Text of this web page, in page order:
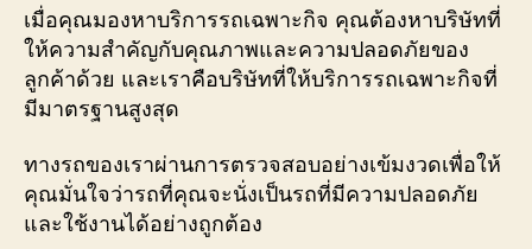
เมื่อคุณมองหาบริการรถเฉพาะกิจ คุณต้องหาบริษัทที่
ให้ความสำคัญกับคุณภาพและความปลอดภัยของ
ลูกค้าด้วย และเราคือบริษัทที่ให้บริการรถเฉพาะกิจที่
มีมาตรฐานสูงสุด
ทางรถของเราผ่านการตรวจสอบอย่างเข้มงวดเพื่อให้
คุณมั่นใจว่ารถที่คุณจะนั่งเป็นรถที่มีความปลอดภัย
และใช้งานได้อย่างถูกต้อง